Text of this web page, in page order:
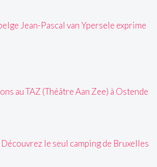
Jean-Pascal van Ypersele exprime
au TAZ (Théâtre Aan Zee) à Ostende
le seul camping de Bruxelles